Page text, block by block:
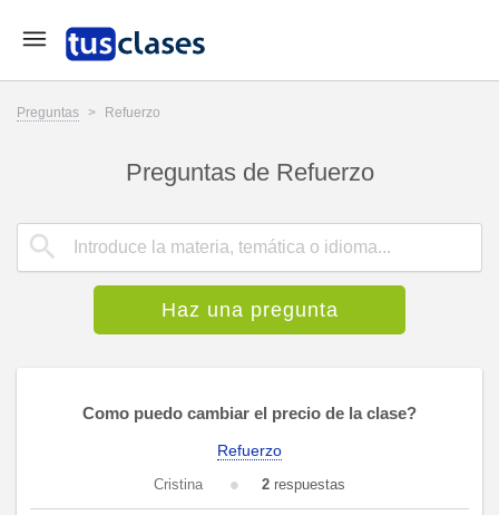
Preguntas > Refuerzo
Preguntas de Refuerzo
Haz una pregunta
Como puedo cambiar el precio de la clase?
Refuerzo
Cristina 2 respuestas